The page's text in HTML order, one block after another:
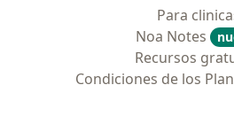
Para
Noa Notes
Recursos
Condiciones de los